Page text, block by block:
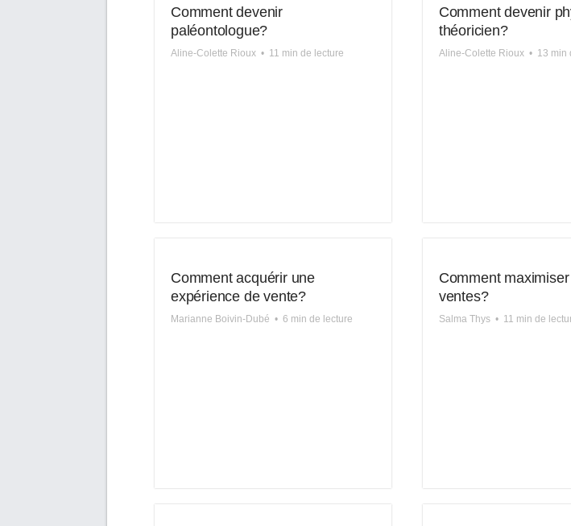
Comment devenir
paléontologue?
Aline-Colette Rioux • 11 min de lecture
Comment devenir
théoricien?
Aline-Colette Rioux • 13 min
Comment acquérir une
expérience de vente?
Marianne Boivin-Dubé • 6 min de lecture
Comment
ventes?
Salma Thys • 11 min de